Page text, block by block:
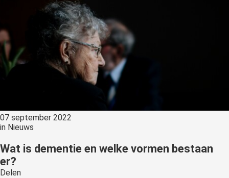
07 september 2022
in Nieuws
Wat is dementie en welke vormen bestaan
er?
Delen